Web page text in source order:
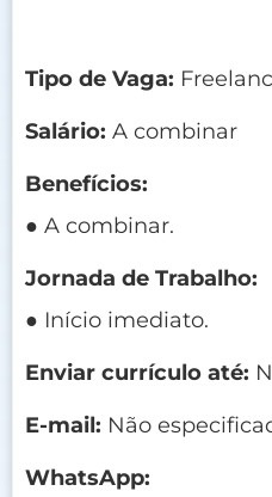
Tipo de Vaga:
Salário: A combinar
Benefícios:
● A combinar.
Jornada de Trabalho:
● Início imediato.
Enviar currículo até:
E-mail: Não
WhatsApp: